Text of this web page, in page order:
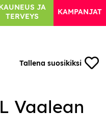
JA
TERVEYS
KAMPANJAT
Tallena suosikiksi
Vaalean